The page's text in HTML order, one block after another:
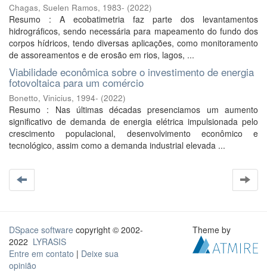
Chagas, Suelen Ramos, 1983- (2022)
Resumo : A ecobatimetria faz parte dos levantamentos
hidrográficos, sendo necessária para mapeamento do fundo dos
corpos hídricos, tendo diversas aplicações, como monitoramento
de assoreamentos e de erosão em rios, lagos, ...
Viabilidade econômica sobre o investimento de energia
fotovoltaica para um comércio
Bonetto, Vinicius, 1994- (2022)
Resumo : Nas últimas décadas presenciamos um aumento
significativo de demanda de energia elétrica impulsionada pelo
crescimento populacional, desenvolvimento econômico e
tecnológico, assim como a demanda industrial elevada ...
DSpace software copyright © 2002-
2022 LYRASIS
Entre em contato | Deixe sua
opinião
Theme by